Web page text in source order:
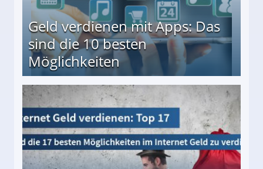
Geld verdienen mit Apps: Das
sind die 10 besten
Möglichkeiten
besten Möglichkeiten